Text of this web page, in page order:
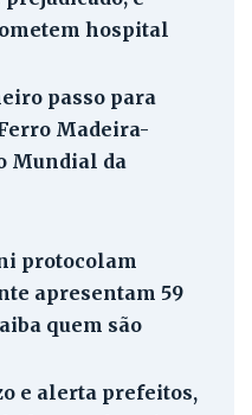
hospital
passo para
Madeira-
Mundial da
protocolam
apresentam 59
quem são
e alerta prefeitos,